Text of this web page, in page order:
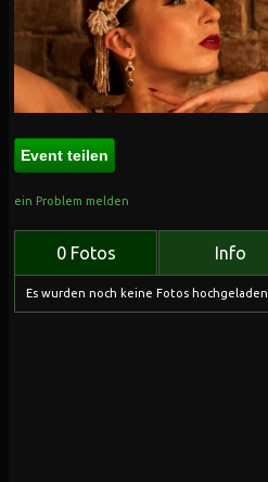
Event teilen
ein Problem melden
0 Fotos Info
Es wurden noch keine Fotos hochgeladen.